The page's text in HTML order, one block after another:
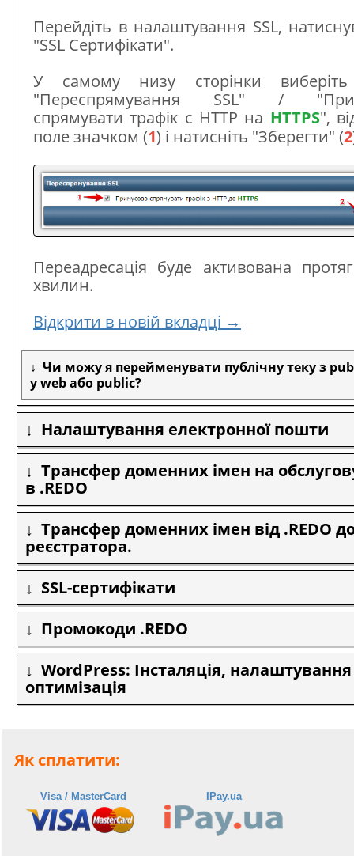
Перейдіть в налаштування SSL,
"SSL Сертифікати".
У самому низу сторінки
"Переспрямування SSL" /
спрямувати трафік c HTTP на HTTPS",
поле значком (1) і натисніть "Зберегти" (2
Переадресація буде активована
хвилин.
Відкрити в новій вкладці →
Чи можу я перейменувати публічну теку з
у web або public?
Налаштування електронної пошти
Трансфер доменних імен на
в .REDO
Трансфер доменних імен від .REDO
реєстратора.
SSL-сертифікати
Промокоди .REDO
WordPress: Інсталяція,
оптимізація
Як сплатити:
Visa / MasterCard IPay.ua